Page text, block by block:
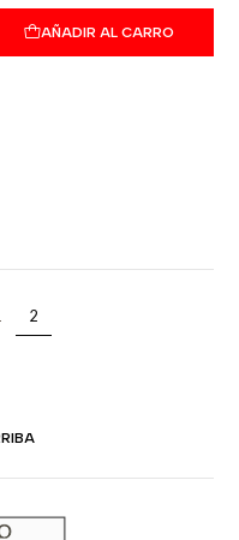
AÑADIR AL CARRO
2